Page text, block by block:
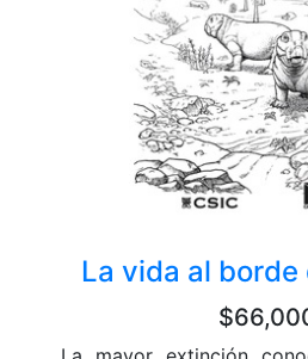
La vida al